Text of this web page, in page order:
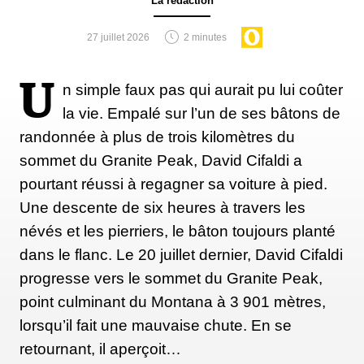
Debout devant une barre ou un kettlebell posé au
gardant le dos droit et le tronc gainé. Redressez-
vous ensuite en contractant les fessiers et les
lombaires, puis revenez lentement à la position de
départ. Commencez avec une charge légère pour
bien maîtriser le mouvement.
Améliorer la stabilité du tronc : exercice
anti-rotation avec élastique
Fixez un élastique à un point d’ancrage et placez-
vous de côté par rapport à celui-ci. Tenez l’élastique
devant le buste puis poussez les bras vers l’avant en
27 juillet 2026 2 minutes
U n simple faux pas qui aurait pu lui coûter
la vie. Empalé sur l’un de ses bâtons de
randonnée à plus de trois kilomètres du
sommet du Granite Peak, David Cifaldi a
pourtant réussi à regagner sa voiture à pied.
Une descente de six heures à travers les
névés et les pierriers, le bâton toujours planté
dans le flanc. Le 20 juillet dernier, David Cifaldi
progresse vers le sommet du Granite Peak,
point culminant du Montana à 3 901 mètres,
lorsqu’il fait une mauvaise chute. En se
retournant, il aperçoit…